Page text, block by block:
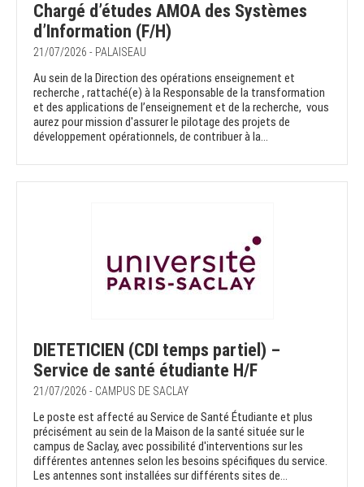
Chargé d’études AMOA des Systèmes
d’Information (F/H)
21/07/2026 - PALAISEAU
Au sein de la Direction des opérations enseignement et
recherche , rattaché(e) à la Responsable de la transformation
et des applications de l’enseignement et de la recherche, vous
aurez pour mission d'assurer le pilotage des projets de
développement opérationnels, de contribuer à la...
DIETETICIEN (CDI temps partiel) –
Service de santé étudiante H/F
21/07/2026 - CAMPUS DE SACLAY
Le poste est affecté au Service de Santé Étudiante et plus
précisément au sein de la Maison de la santé située sur le
campus de Saclay, avec possibilité d'interventions sur les
différentes antennes selon les besoins spécifiques du service.
Les antennes sont installées sur différents sites de...